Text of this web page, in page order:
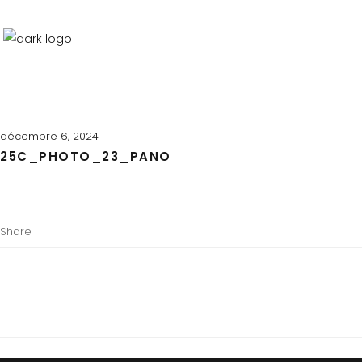
décembre 6, 2024
25C_PHOTO_23_PANO
Share